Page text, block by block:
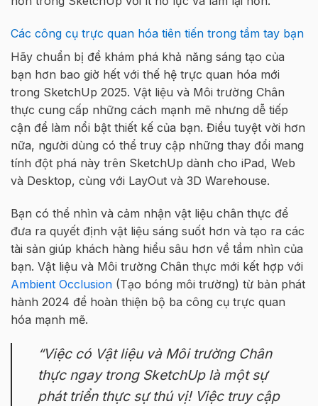
Các công cụ trực quan hóa tiên tiến trong tầm tay bạn
Hãy chuẩn bị để khám phá khả năng sáng tạo của
bạn hơn bao giờ hết với thế hệ trực quan hóa mới
trong SketchUp 2025. Vật liệu và Môi trường Chân
thực cung cấp những cách mạnh mẽ nhưng dễ tiếp
cận để làm nổi bật thiết kế của bạn. Điều tuyệt vời hơn
nữa, người dùng có thể truy cập những thay đổi mang
tính đột phá này trên SketchUp dành cho iPad, Web
và Desktop, cùng với LayOut và 3D Warehouse.
Bạn có thể nhìn và cảm nhận vật liệu chân thực để
đưa ra quyết định vật liệu sáng suốt hơn và tạo ra các
tài sản giúp khách hàng hiểu sâu hơn về tầm nhìn của
bạn. Vật liệu và Môi trường Chân thực mới kết hợp với
Ambient Occlusion (Tạo bóng môi trường) từ bản phát
hành 2024 để hoàn thiện bộ ba công cụ trực quan
hóa mạnh mẽ.
“Việc có Vật liệu và Môi trường Chân
thực ngay trong SketchUp là một sự
phát triển thực sự thú vị! Việc truy cập